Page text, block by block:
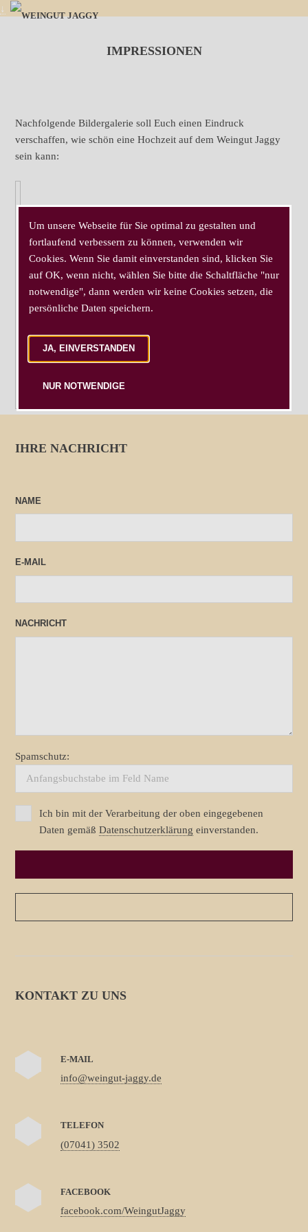
↓
IMPRESSIONEN
Nachfolgende Bildergalerie soll Euch einen Eindruck
verschaffen, wie schön eine Hochzeit auf dem Weingut Jaggy
sein kann:
IHRE NACHRICHT
NAME
E-MAIL
NACHRICHT
Spamschutz:
Ich bin mit der Verarbeitung der oben eingegebenen
Daten gemäßDatenschutzerklärung einverstanden.
KONTAKT ZU UNS
E-MAIL
info@weingut-jaggy.de
TELEFON
(07041) 3502
FACEBOOK
facebook.com/WeingutJaggy
Um unsere Webseite für Sie optimal zu gestalten und
fortlaufend verbessern zu können, verwenden wir
Cookies. Wenn Sie damit einverstanden sind, klicken Sie
auf OK, wenn nicht, wählen Sie bitte die Schaltfläche "nur
notwendige", dann werden wir keine Cookies setzen, die
persönliche Daten speichern.
JA, EINVERSTANDEN
NUR NOTWENDIGE